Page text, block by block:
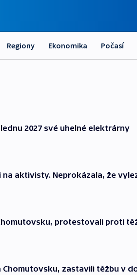
Regiony Ekonomika Počasí
2027 své uhelné elektrárny
aktivisty. Neprokázala, že
protestovali proti
zastavili těžbu v